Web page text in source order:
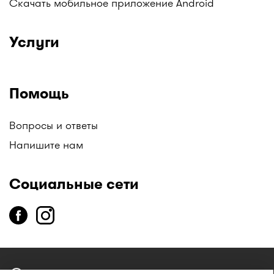
Услуги
Помощь
Вопросы и ответы
Напишите нам
Социальные сети